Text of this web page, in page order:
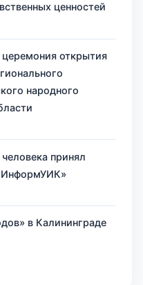
ценностей
открытия
народного
принял
в Калининграде